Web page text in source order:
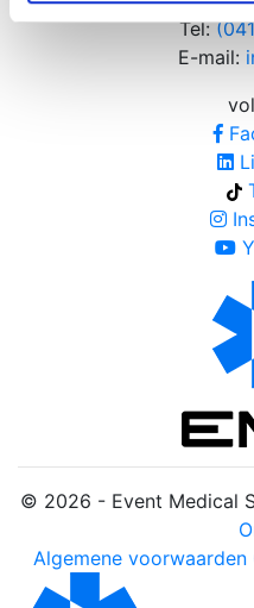
Tel:
E-mail:
© 2026 - Event Medical
Algemene voorwaarden